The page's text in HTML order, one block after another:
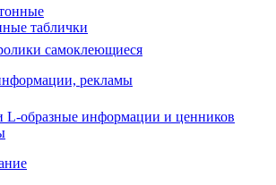
таблички
самоклеющиеся
рекламы
L-образные информации и ценников